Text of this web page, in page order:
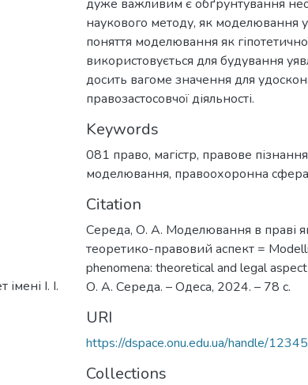
І. І.
дуже важливим є обґрунтування
наукового методу, як моделювання
поняття моделювання як
використовується для будування
досить вагоме значення для
правозастосовчої діяльності.
Keywords
081 право, магістр, правове пізнання
моделювання, правоохоронна сфера
Citation
Середа, О. А. Моделювання в праві
теоретико-правовий аспект =
phenomena: theoretical and legal
О. А. Середа. – Одеса, 2024. – 78 с.
URI
https://dspace.onu.edu.ua/handle/
Collections